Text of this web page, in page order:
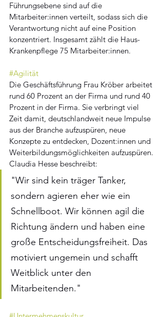
Führungsebene sind auf die
Mitarbeiter:innen verteilt, sodass sich die
Verantwortung nicht auf eine Position
konzentriert. Insgesamt zählt die Haus-
Krankenpflege 75 Mitarbeiter:innen.
#Agilität
Die Geschäftsführung Frau Kröber arbeitet
rund 60 Prozent an der Firma und rund 40
Prozent in der Firma. Sie verbringt viel
Zeit damit, deutschlandweit neue Impulse
aus der Branche aufzuspüren, neue
Konzepte zu entdecken, Dozent:innen und
Weiterbildungsmöglichkeiten aufzuspüren.
Claudia Hesse beschreibt:
"Wir sind kein träger Tanker,
sondern agieren eher wie ein
Schnellboot. Wir können agil die
Richtung ändern und haben eine
große Entscheidungsfreiheit. Das
motiviert ungemein und schafft
Weitblick unter den
Mitarbeitenden."